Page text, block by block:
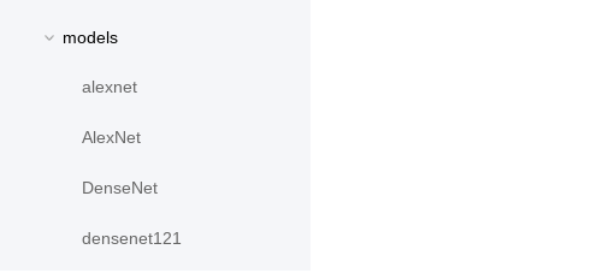
models
alexnet
AlexNet
DenseNet
densenet121